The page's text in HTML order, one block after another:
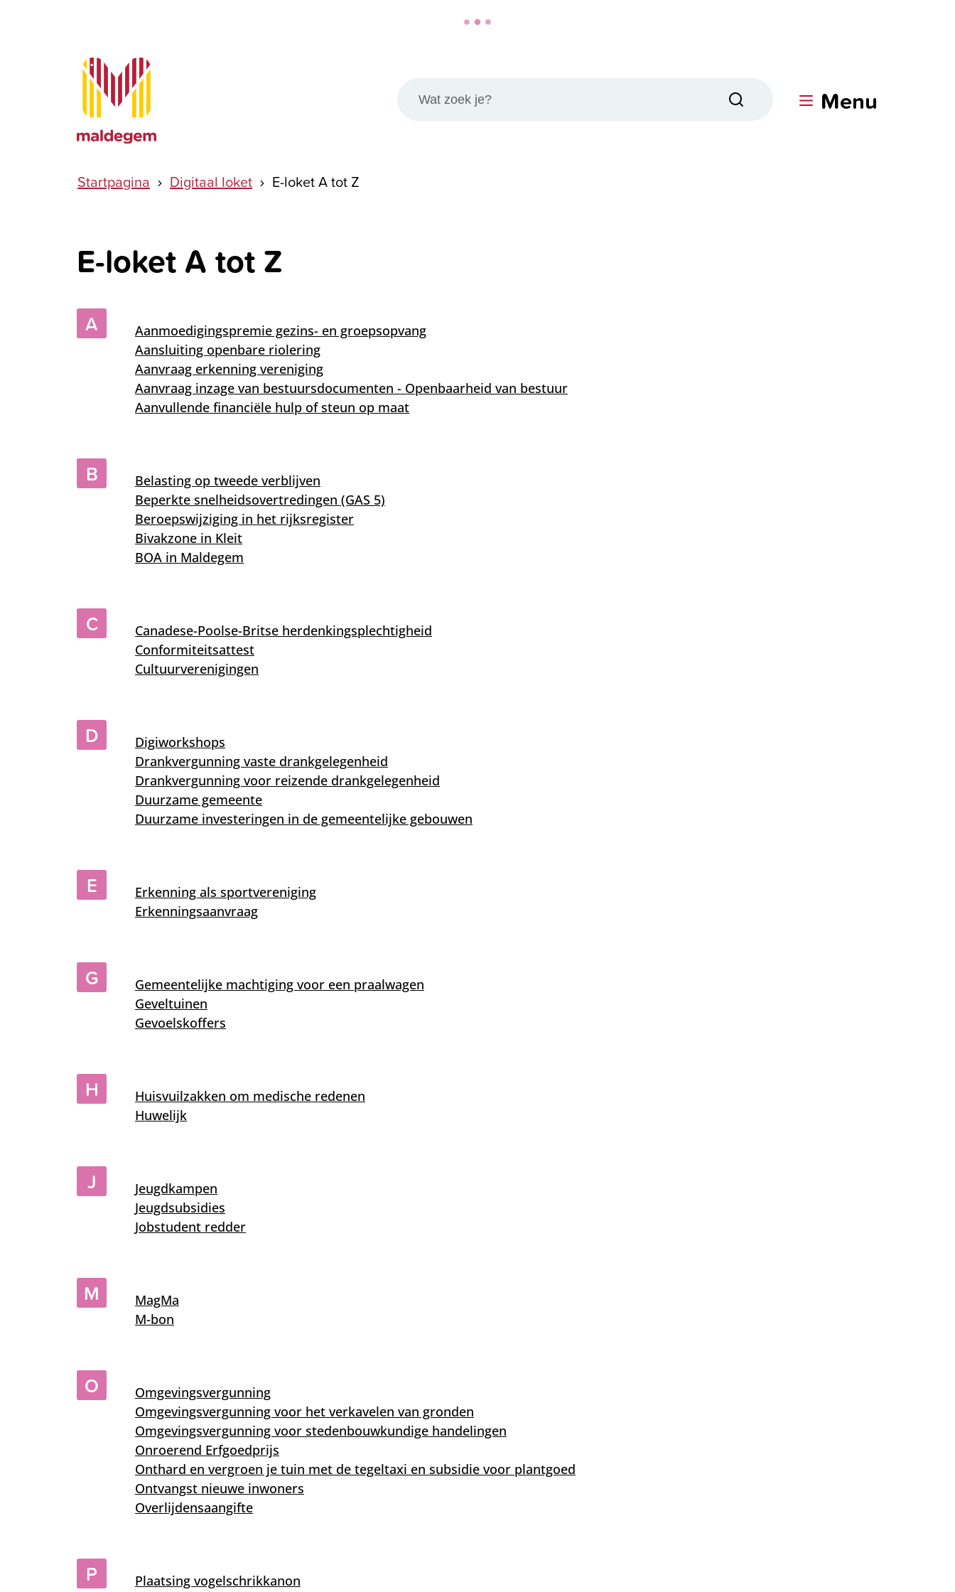
Maldegem
Zoeken Menu
Startpagina Digitaal loket E-loket A tot Z
E-loket A tot Z
A
Aanmoedigingspremie gezins- en groepsopvang
Aansluiting openbare riolering
Aanvraag erkenning vereniging
Aanvraag inzage van bestuursdocumenten - Openbaarheid van bestuur
Aanvullende financiële hulp of steun op maat
B
Belasting op tweede verblijven
Beperkte snelheidsovertredingen (GAS 5)
Beroepswijziging in het rijksregister
Bivakzone in Kleit
BOA in Maldegem
C
Canadese-Poolse-Britse herdenkingsplechtigheid
Conformiteitsattest
Cultuurverenigingen
D
Digiworkshops
Drankvergunning vaste drankgelegenheid
Drankvergunning voor reizende drankgelegenheid
Duurzame gemeente
Duurzame investeringen in de gemeentelijke gebouwen
E
Erkenning als sportvereniging
Erkenningsaanvraag
G
Gemeentelijke machtiging voor een praalwagen
Geveltuinen
Gevoelskoffers
H
Huisvuilzakken om medische redenen
Huwelijk
J
Jeugdkampen
Jeugdsubsidies
Jobstudent redder
M
MagMa
M-bon
O
Omgevingsvergunning
Omgevingsvergunning voor het verkavelen van gronden
Omgevingsvergunning voor stedenbouwkundige handelingen
Onroerend Erfgoedprijs
Onthard en vergroen je tuin met de tegeltaxi en subsidie voor plantgoed
Ontvangst nieuwe inwoners
Overlijdensaangifte
P
Plaatsing vogelschrikkanon